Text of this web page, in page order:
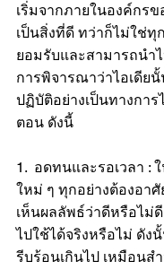
เริ่มจากภายในองค์กร
เป็นสิ่งที่ดี ทว่าก็ไม่ใช่ทุ
ยอมรับและสามารถนำ
การพิจารณาว่าไอเดีย
ปฏิบัติอย่างเป็นทางกา
ตอน ดังนี้
1.  อดทนและรอเวลา :
ใหม่ ๆ ทุกอย่างต้องอาศั
เห็นผลลัพธ์ว่าดีหรือไม่
ไปใช้ได้จริงหรือไม่ ดัง
รีบร้อนเกินไป เหมือนส